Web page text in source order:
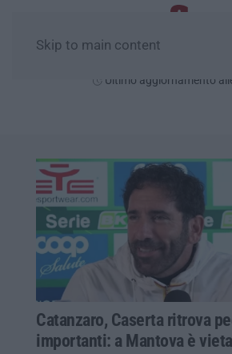
Skip to main content
Ultimo aggiornamento
Catanzaro, Caserta ritrova
importanti: a Mantova è